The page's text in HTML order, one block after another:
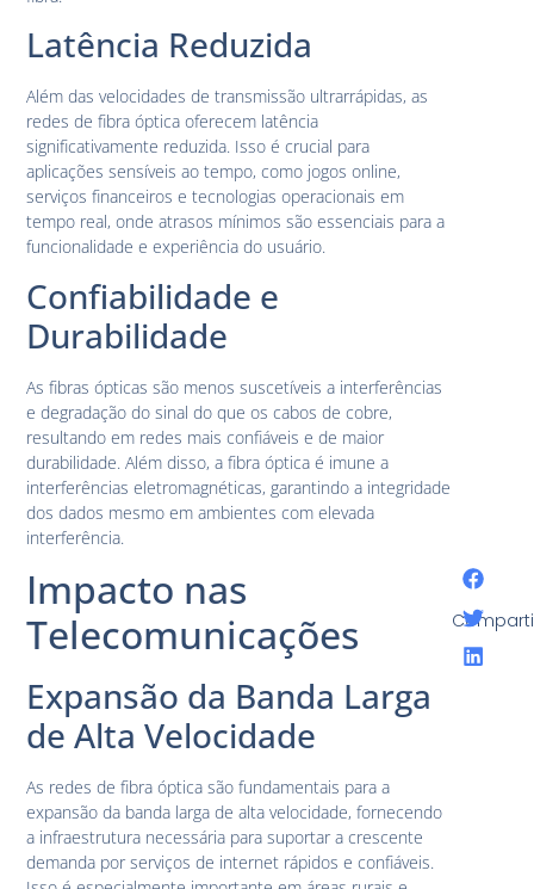
Latência Reduzida
Além das velocidades de transmissão ultrarrápidas, as
redes de fibra óptica oferecem latência
significativamente reduzida. Isso é crucial para
aplicações sensíveis ao tempo, como jogos online,
serviços financeiros e tecnologias operacionais em
tempo real, onde atrasos mínimos são essenciais para a
funcionalidade e experiência do usuário.
Confiabilidade e
Durabilidade
As fibras ópticas são menos suscetíveis a interferências
e degradação do sinal do que os cabos de cobre,
resultando em redes mais confiáveis e de maior
durabilidade. Além disso, a fibra óptica é imune a
interferências eletromagnéticas, garantindo a integridade
dos dados mesmo em ambientes com elevada
interferência.
Impacto nas
Telecomunicações
Expansão da Banda Larga
de Alta Velocidade
As redes de fibra óptica são fundamentais para a
expansão da banda larga de alta velocidade, fornecendo
a infraestrutura necessária para suportar a crescente
demanda por serviços de internet rápidos e confiáveis.